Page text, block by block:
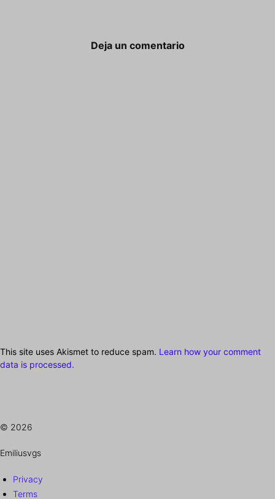
Deja un comentario
This site uses Akismet to reduce spam. Learn how your comment
data is processed.
© 2026
Emiliusvgs
Privacy
Terms